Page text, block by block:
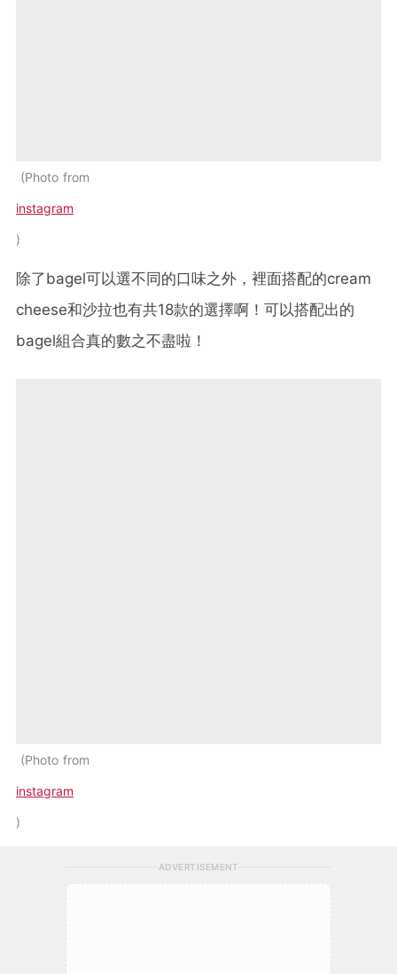
Photo from
instagram
除了bagel可以選不同的口味之外，裡面搭配的cream
cheese和沙拉也有共18款的選擇啊！可以搭配出的
bagel組合真的數之不盡啦！
Photo from
instagram
ADVERTISEMENT